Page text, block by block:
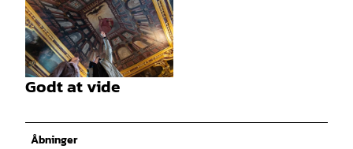
© Tourismusgesellschaft Osnabrücker Land mb
H |CC-BY-SA
© Tourismusgesellschaft Osnabrücker Land mb
Godt at vide
Åbninger